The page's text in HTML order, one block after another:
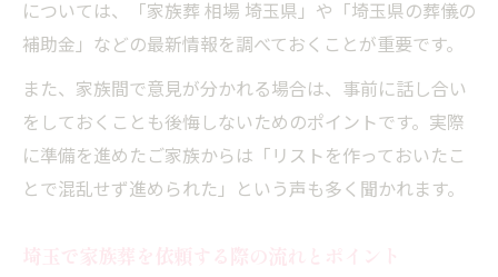
については、「家族葬 相場 埼玉県」や「埼玉県の葬儀の
補助金」などの最新情報を調べておくことが重要です。
また、家族間で意見が分かれる場合は、事前に話し合い
をしておくことも後悔しないためのポイントです。実際
に準備を進めたご家族からは「リストを作っておいたこ
とで混乱せず進められた」という声も多く聞かれます。